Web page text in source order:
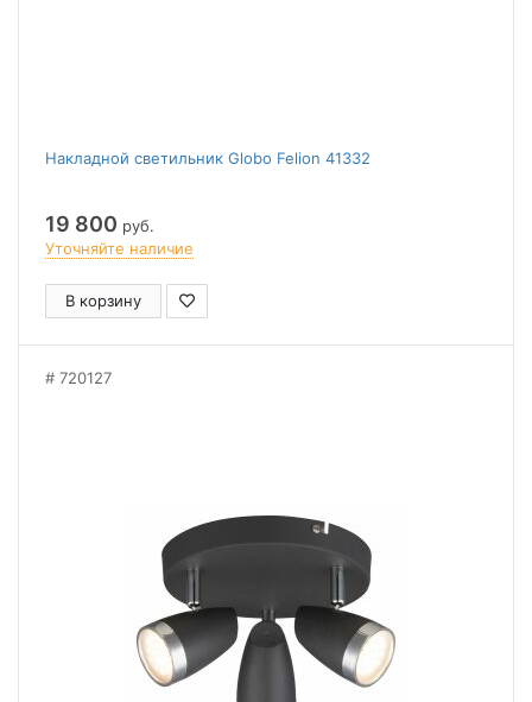
Накладной светильник Globo Felion 41332
19 800 руб.
Уточняйте наличие
В корзину
720127